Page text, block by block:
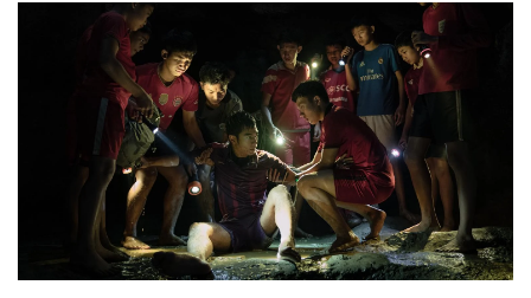
ระบบนิเวศเปราะบางและถูกกำหนดให้เป็น เขตธรรมชาติหวง
ห้าม (Strict Nature Reserve zone) ตามหลักการของ IUCN